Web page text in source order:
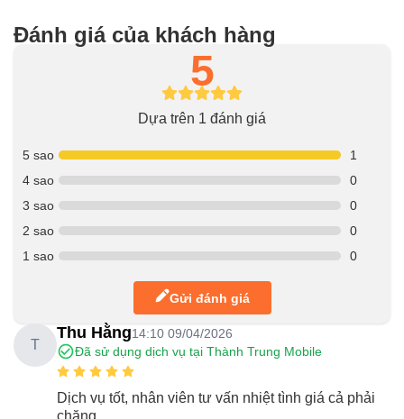
Đánh giá của khách hàng
5
Dựa trên 1 đánh giá
5 sao
1
4 sao
0
3 sao
0
2 sao
0
1 sao
0
Gửi đánh giá
T
Thu Hằng14:10 09/04/2026
Đã sử dụng dịch vụ tại Thành Trung Mobile
Dịch vụ tốt, nhân viên tư vấn nhiệt tình giá cả phải